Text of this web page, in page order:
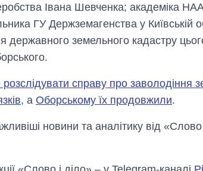
Івана Шевченка; академіка
ГУ Держземагенства у Київській
державного земельного кадастру
справу про заволодіння
, а Оборському їх продовжили.
новини та аналітику від